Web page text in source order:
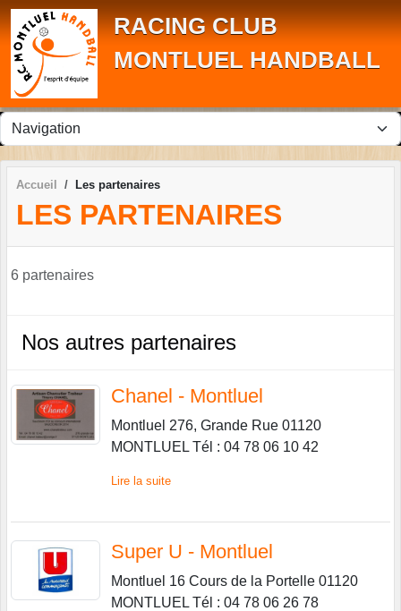
RACING CLUB
MONTLUEL HANDBALL
Accueil Les partenaires
LES PARTENAIRES
6 partenaires
Nos autres partenaires
Chanel - Montluel
Montluel 276, Grande Rue 01120
MONTLUEL Tél : 04 78 06 10 42
Lire la suite
Super U - Montluel
Montluel 16 Cours de la Portelle 01120
MONTLUEL Tél : 04 78 06 26 78
Panneau de gestion des cookies